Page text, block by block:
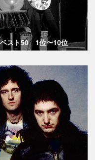
ベスト50 1位〜10位